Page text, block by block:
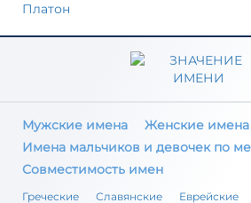
Платон
Мужские имена
Женские имена
Имена мальчиков и девочек по
Совместимость имен
Греческие Славянские Еврейские